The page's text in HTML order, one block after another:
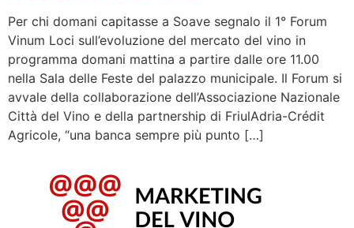
Per chi domani capitasse a Soave segnalo il 1° Forum
Vinum Loci sull’evoluzione del mercato del vino in
programma domani mattina a partire dalle ore 11.00
nella Sala delle Feste del palazzo municipale. Il Forum si
avvale della collaborazione dell’Associazione Nazionale
Città del Vino e della partnership di FriulAdria-Crédit
Agricole, “una banca sempre più punto […]